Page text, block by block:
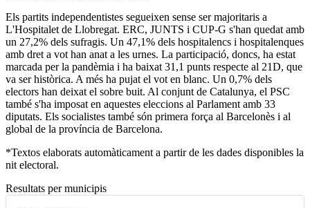
Els partits independentistes segueixen sense ser majoritaris a
L'Hospitalet de Llobregat. ERC, JUNTS i CUP-G s'han quedat amb
un 27,2% dels sufragis. Un 47,1% dels hospitalencs i hospitalenques
amb dret a vot han anat a les urnes. La participació, doncs, ha estat
marcada per la pandèmia i ha baixat 31,1 punts respecte al 21D, que
va ser històrica. A més ha pujat el vot en blanc. Un 0,7% dels
electors han deixat el sobre buit. Al conjunt de Catalunya, el PSC
també s'ha imposat en aquestes eleccions al Parlament amb 33
diputats. Els socialistes també són primera força al Barcelonès i al
global de la província de Barcelona.
*Textos elaborats automàticament a partir de les dades disponibles la
nit electoral.
Resultats per municipis